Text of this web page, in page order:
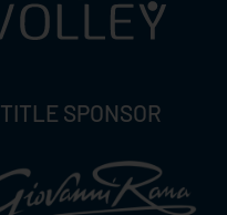
TITLE SPONSOR